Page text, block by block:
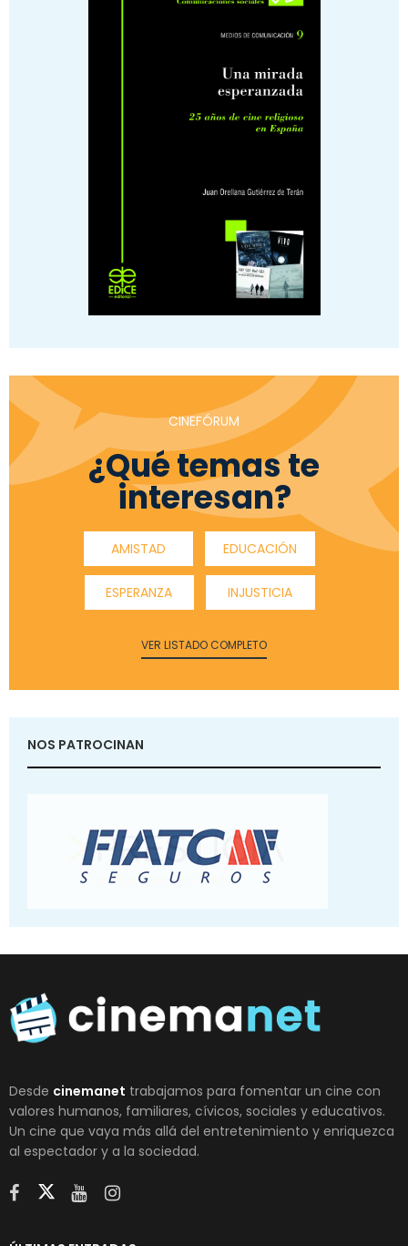
CINEFÓRUM
¿Qué temas te
interesan?
AMISTAD EDUCACIÓN
ESPERANZA INJUSTICIA
VER LISTADO COMPLETO
NOS PATROCINAN
Desde cinemanet trabajamos para fomentar un cine con
valores humanos, familiares, cívicos, sociales y educativos.
Un cine que vaya más allá del entretenimiento y enriquezca
al espectador y a la sociedad.